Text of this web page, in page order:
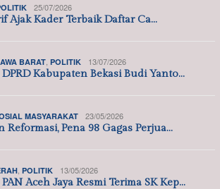
25/07/2026
Ajak Kader Terbaik Daftar Ca…
BARAT POLITIK 13/07/2026
Kabupaten Bekasi Budi Yanto…
MASYARAKAT 23/05/2026
Reformasi, Pena 98 Gagas Perjua…
POLITIK 13/05/2026
Aceh Jaya Resmi Terima SK Kep…